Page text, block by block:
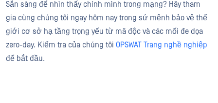
Sẵn sàng để nhìn thấy chính mình trong mạng? Hãy tham
gia cùng chúng tôi ngay hôm nay trong sứ mệnh bảo vệ thế
giới cơ sở hạ tầng trọng yếu từ mã độc và các mối đe dọa
zero-day. Kiểm tra của chúng tôi OPSWAT Trang nghề nghiệp
để bắt đầu.